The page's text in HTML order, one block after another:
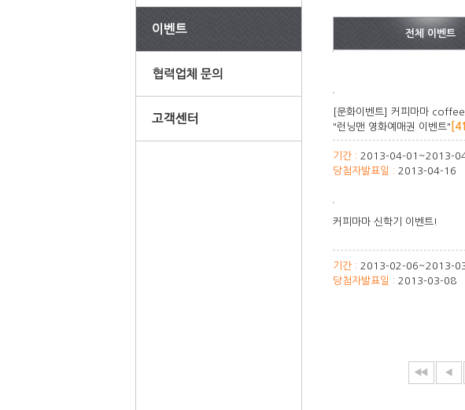
전체 이벤트
[문화이벤트] 커피마마
"런닝맨 영화예매권 이벤트" [41]
기간 : 2013-04-01~2013-
당첨자발표일 : 2013-04-16
커피마마 신학기 이벤트!
기간 : 2013-02-06~2013-
당첨자발표일 : 2013-03-08